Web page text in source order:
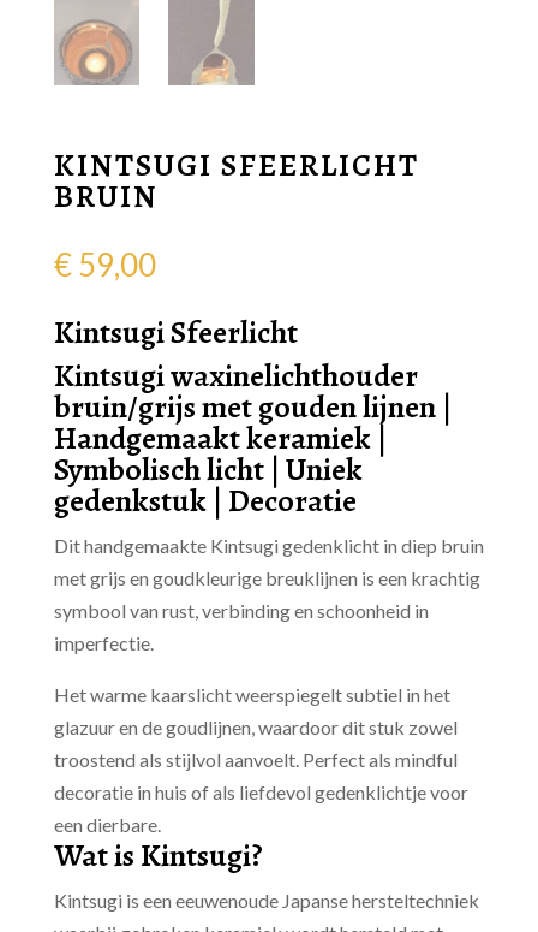
KINTSUGI SFEERLICHT
BRUIN
€59,00
Kintsugi Sfeerlicht
Kintsugi waxinelichthouder
bruin/grijs met gouden lijnen |
Handgemaakt keramiek |
Symbolisch licht | Uniek
gedenkstuk | Decoratie
Dit handgemaakte Kintsugi gedenklicht in diep bruin
met grijs en goudkleurige breuklijnen is een krachtig
symbool van rust, verbinding en schoonheid in
imperfectie.
Het warme kaarslicht weerspiegelt subtiel in het
glazuur en de goudlijnen, waardoor dit stuk zowel
troostend als stijlvol aanvoelt. Perfect als mindful
decoratie in huis of als liefdevol gedenklichtje voor
een dierbare.
Wat is Kintsugi?
Kintsugi is een eeuwenoude Japanse hersteltechniek